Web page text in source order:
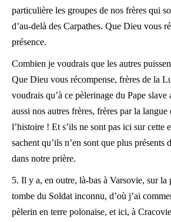
particulière les groupes de nos frères qui
d’au-delà des Carpathes. Que Dieu vous
présence.
Combien je voudrais que les autres
Que Dieu vous récompense, frères de la
voudrais qu’à ce pèlerinage du Pape
aussi nos autres frères, frères par la langue
l’histoire ! Et s’ils ne sont pas ici sur cette
sachent qu’ils n’en sont que plus présents
dans notre prière.
5. Il y a, en outre, là-bas à Varsovie, sur
tombe du Soldat inconnu, d’où j’ai
pèlerin en terre polonaise, et ici, à